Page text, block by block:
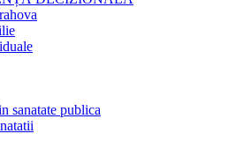
sanatate publica